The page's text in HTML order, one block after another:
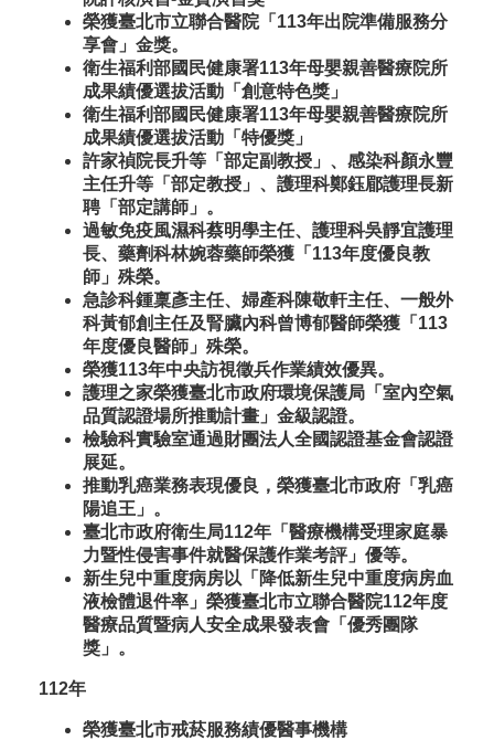
榮獲臺北市立聯合醫院「113年出院準備服務分
享會」金獎。
衛生福利部國民健康署113年母嬰親善醫療院所
成果績優選拔活動「創意特色獎」
衛生福利部國民健康署113年母嬰親善醫療院所
成果績優選拔活動「特優獎」
許家禎院長升等「部定副教授」、感染科顏永豐
主任升等「部定教授」、護理科鄭鈺郿護理長新
聘「部定講師」。
過敏免疫風濕科蔡明學主任、護理科吳靜宜護理
長、藥劑科林婉蓉藥師榮獲「113年度優良教
師」殊榮。
急診科鍾稟彥主任、婦產科陳敬軒主任、一般外
科黃郁創主任及腎臟內科曾博郁醫師榮獲「113
年度優良醫師」殊榮。
榮獲113年中央訪視徵兵作業績效優異。
護理之家榮獲臺北市政府環境保護局「室內空氣
品質認證場所推動計畫」金級認證。
檢驗科實驗室通過財團法人全國認證基金會認證
展延。
推動乳癌業務表現優良，榮獲臺北市政府「乳癌
陽追王」。
臺北市政府衛生局112年「醫療機構受理家庭暴
力暨性侵害事件就醫保護作業考評」優等。
新生兒中重度病房以「降低新生兒中重度病房血
液檢體退件率」榮獲臺北市立聯合醫院112年度
醫療品質暨病人安全成果發表會「優秀團隊
獎」。
112年
榮獲臺北市戒菸服務績優醫事機構